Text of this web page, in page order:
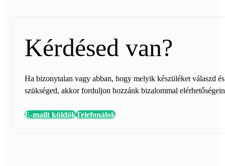
Kérdésed van?
Ha bizonytalan vagy abban, hogy melyik készüléket válaszd
szükséged, akkor forduljon hozzánk bizalommal
E-mailt küldökTelefonálok